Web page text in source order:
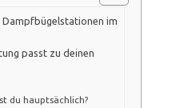
im
passt zu deinen
du hauptsächlich?